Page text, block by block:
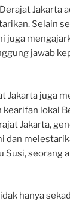
Jakarta
Selain
juga
jawab
Jakarta juga
lokal
Jakarta,
dan
Susi, seorang
hanya